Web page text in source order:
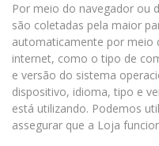
Por meio do navegador ou
são coletadas pela maior
automaticamente por meio
internet, como o tipo de
e versão do sistema
dispositivo, idioma, tipo e
está utilizando. Podemos
assegurar que a Loja